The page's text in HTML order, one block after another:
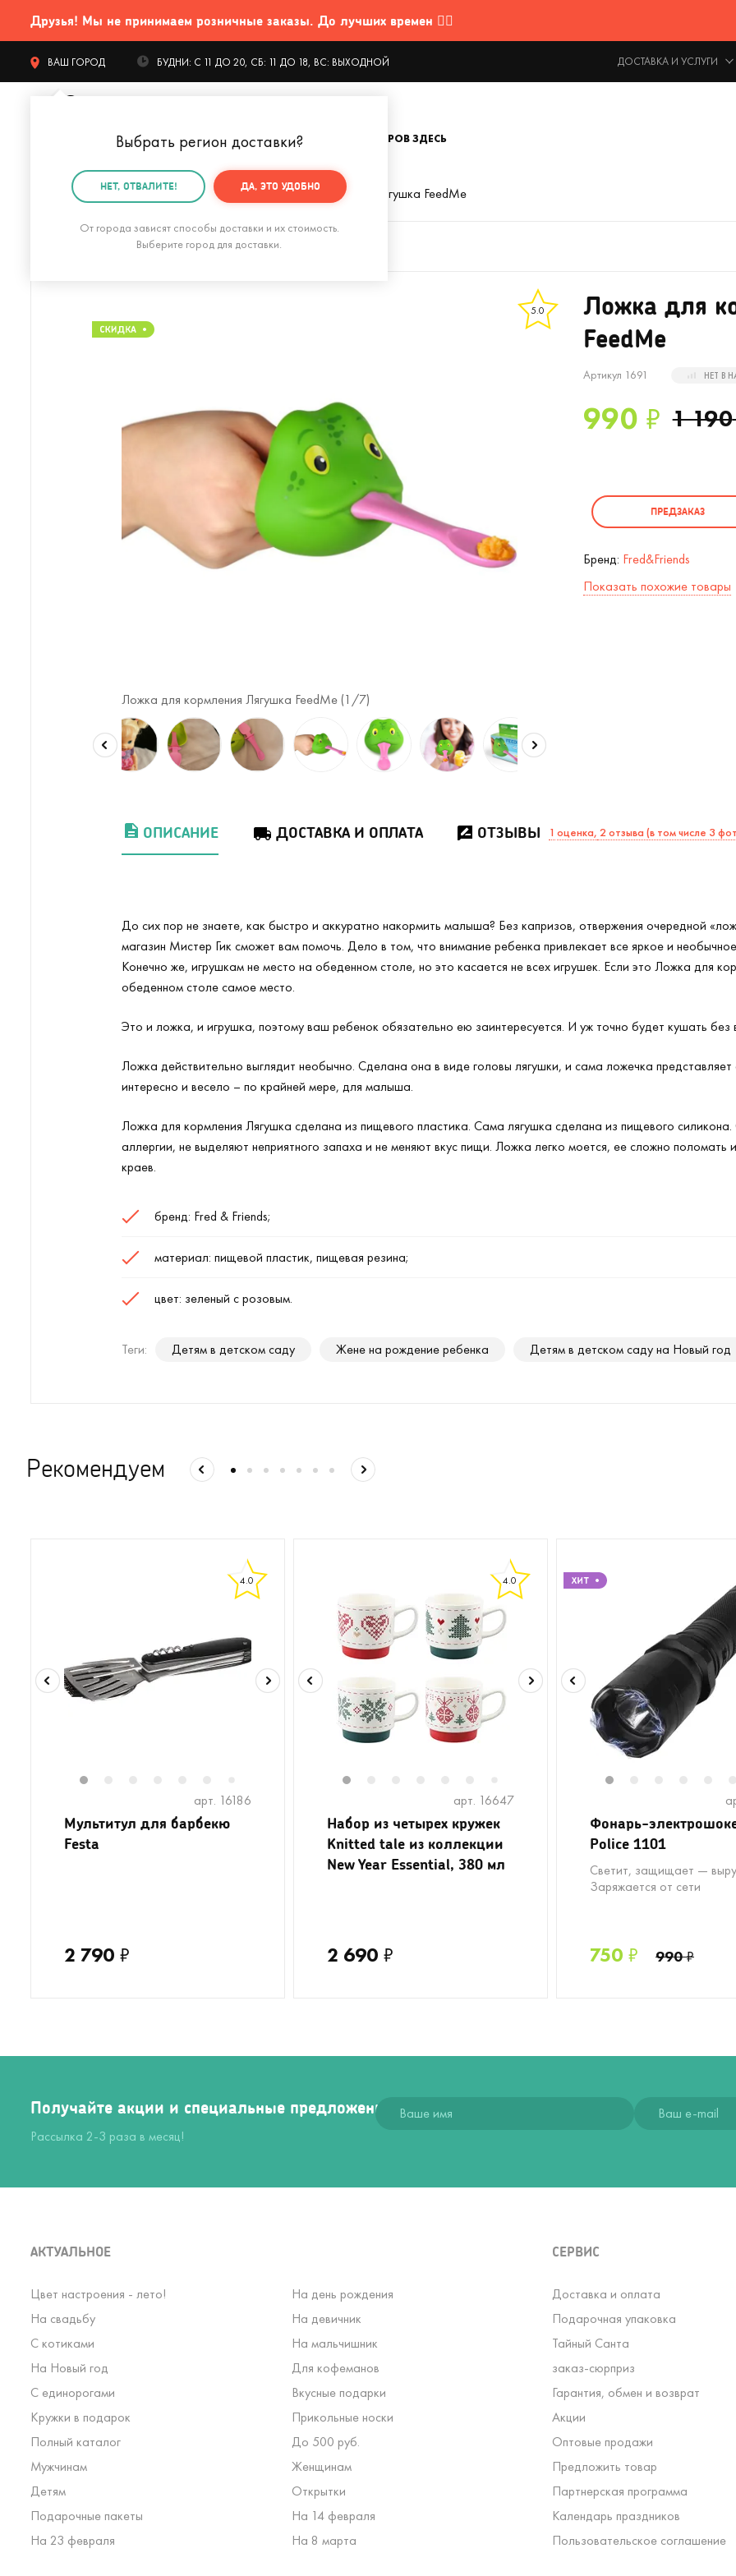
Друзья! Мы не принимаем розничные заказы. До лучших времен 🤷‍♂️
ВАШ ГОРОД
Выбрать регион доставки?
НЕТ, ОТВАЛИТЕ! ДА, ЭТО УДОБНО
От города зависят способы доставки и их стоимость.
Выберите город для доставки.
БУДНИ: С 11 ДО 20, СБ: 11 ДО 18, ВС: ВЫХОДНОЙ ДОСТАВКА И УСЛУГИ
КАТАЛОГ ТОВАРОВ ЗДЕСЬ
Главная Дом и офис Кухня Ложка для кормления Лягушка FeedMe
Кувшин-термос Darko
5.0
Ложка для кормления Лягушка FeedMe (1 /7)
Ложка для
FeedMe
Артикул 1691 НЕТ В
990 ₽ 1 190
ПРЕДЗАКАЗ
Бренд: Fred&Friends
Показать похожие товары
ОПИСАНИЕ ДОСТАВКА И ОПЛАТА ОТЗЫВЫ 1 оценка, 2 отзыва (в том числе 3
До сих пор не знаете, как быстро и аккуратно накормить малыша? Без капризов, отвержения очередной
магазин Мистер Гик сможет вам помочь. Дело в том, что внимание ребенка привлекает все яркое и
Конечно же, игрушкам не место на обеденном столе, но это касается не всех игрушек. Если это Ложка для
обеденном столе самое место.
Это и ложка, и игрушка, поэтому ваш ребенок обязательно ею заинтересуется. И уж точно будет кушать без
Ложка действительно выглядит необычно. Сделана она в виде головы лягушки, и сама ложечка представляет
интересно и весело – по крайней мере, для малыша.
Ложка для кормления Лягушка сделана из пищевого пластика. Сама лягушка сделана из пищевого
аллергии, не выделяют неприятного запаха и не меняют вкус пищи. Ложка легко моется, ее сложно поломать
краев.
бренд: Fred & Friends;
материал: пищевой пластик, пищевая резина;
цвет: зеленый с розовым.
Теги: Детям в детском саду Жене на рождение ребенка Детям в детском саду на Новый год
Рекомендуем
4.0
арт. 16186
Мультитул для барбекю
Festa
2 790 ₽
4.0
арт. 16647
Набор из четырех кружек
Knitted tale из коллекции
New Year Essential, 380 мл
2 690 ₽
Фонарь-
Police 1101
Светит, защищает —
Заряжается от сети
750 ₽ 990₽
Получайте акции и специальные предложения
Рассылка 2-3 раза в месяц!
АКТУАЛЬНОЕ
Цвет настроения - лето!
На день рождения
На свадьбу
На девичник
С котиками
На мальчишник
На Новый год
Для кофеманов
С единорогами
Вкусные подарки
Кружки в подарок
Прикольные носки
Полный каталог
До 500 руб.
Мужчинам
Женщинам
Детям
Открытки
Подарочные пакеты
На 14 февраля
На 23 февраля
На 8 марта
СЕРВИС
Доставка и оплата
Подарочная упаковка
Тайный Санта
заказ-сюрприз
Гарантия, обмен и возврат
Акции
Оптовые продажи
Предложить товар
Партнерская программа
Календарь праздников
Пользовательское соглашение